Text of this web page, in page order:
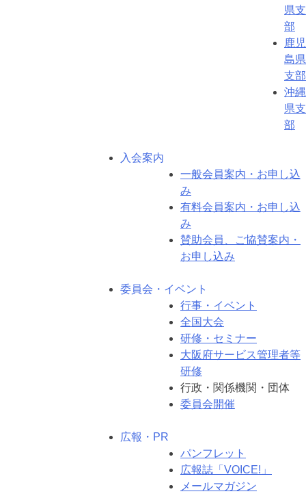
県支
部
鹿児
島県
支部
沖縄
県支
部
入会案内
一般会員案内・お申し込
み
有料会員案内・お申し込
み
賛助会員、ご協賛案内・
お申し込み
委員会・イベント
行事・イベント
全国大会
研修・セミナー
大阪府サービス管理者等
研修
行政・関係機関・団体
委員会開催
広報・PR
パンフレット
広報誌「VOICE!」
メールマガジン